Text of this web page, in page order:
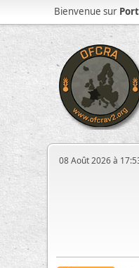
Bienvenue sur
08 Août 2026 à